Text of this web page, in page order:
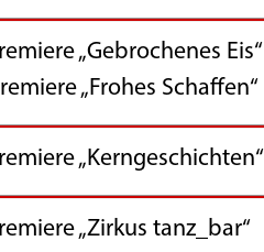
„Gebrochenes Eis“
Schaffen“
„Kerngeschichten“
„Zirkus tanz_bar“